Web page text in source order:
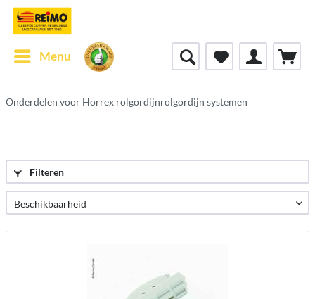
Menu
Onderdelen voor Horrex rolgordijnrolgordijn systemen
Filteren